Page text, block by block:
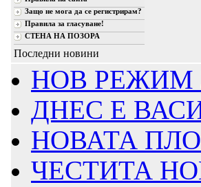
Защо не мога да се регистрирам?
Правила за гласуване!
СТЕНА НА ПОЗОРА
Последни новини
НОВ РЕЖИМ
ДНЕС Е
НОВАТА
ЧЕСТИТА